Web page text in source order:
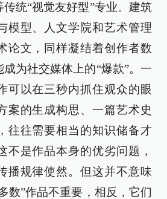
统“视觉友好型”专业。建筑
模型、人文学院和艺术管理
论文，同样凝结着创作者数
为社交媒体上的“爆款”。一
可以在三秒内抓住观众的眼
案的生成构思、一篇艺术史
往往需要相当的知识储备才
不是作品本身的优劣问题，
播规律使然。但这并不意味
数”作品不重要，相反，它们